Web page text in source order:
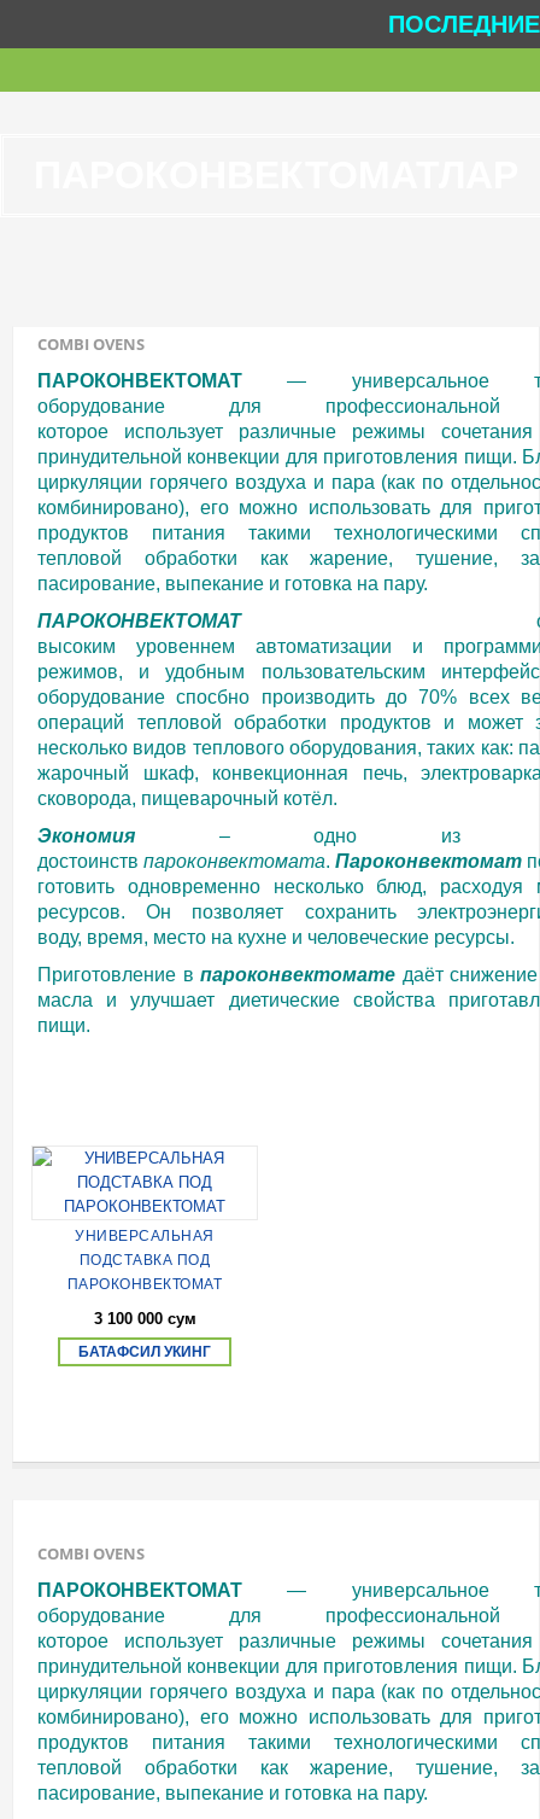
COMBI OVENS
ПАРОКОНВЕКТОМАТ — универсальное
оборудование для профессиональной
которое использует различные режимы
принудительной конвекции для приготовления пищи.
циркуляции горячего воздуха и пара (как по
комбинировано), его можно использовать для
продуктов питания такими технологическими
тепловой обработки как жарение, тушение,
пасирование, выпекание и готовка на пару.
ПАРОКОНВЕКТОМАТ
высоким
уровеннем автоматизации и
режимов, и удобным пользовательским
оборудование спосбно производить до 70% всех
операций тепловой обработки продуктов и может
несколько видов теплового оборудования, таких как:
жарочный шкаф, конвекционная печь,
сковорода, пищеварочный котёл.
Экономия – одно из
достоинств пароконвектомата. Пароконвектомат
готовить одновременно несколько блюд, расходуя
ресурсов. Он позволяет сохранить
воду, время, место на кухне и человеческие ресурсы.
Приготовление впароконвектомате даёт
масла и улучшает диетические свойства
пищи.
УНИВЕРСАЛЬНАЯ
ПОДСТАВКА ПОД
ПАРОКОНВЕКТОМАТ
3 100 000 сум
БАТАФСИЛ УКИНГ
COMBI OVENS
ПАРОКОНВЕКТОМАТ — универсальное
оборудование для профессиональной
которое использует различные режимы
принудительной конвекции для приготовления пищи.
циркуляции горячего воздуха и пара (как по
комбинировано), его можно использовать для
продуктов питания такими технологическими
тепловой обработки как жарение, тушение,
пасирование, выпекание и готовка на пару.